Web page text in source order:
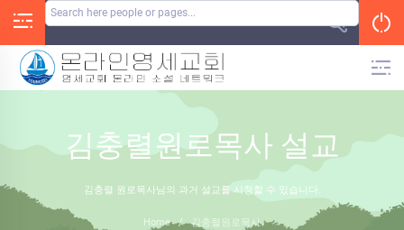
김충렬원로목사 설교
김충렬 원로목사님의 과거 설교를 시청할 수 있습니다.
Home / 김충렬원로목사